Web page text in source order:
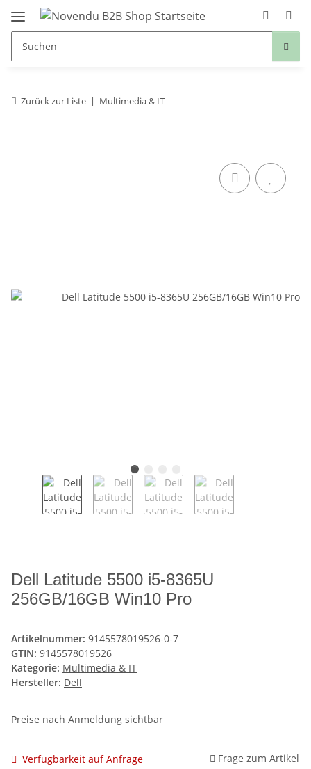
Zurück zur Liste Multimedia & IT
Dell Latitude 5500 i5-8365U
256GB/16GB Win10 Pro
Artikelnummer: 9145578019526-0-7
GTIN: 9145578019526
Kategorie: Multimedia & IT
Hersteller: Dell
Preise nach Anmeldung sichtbar
Verfügbarkeit auf Anfrage Frage zum Artikel